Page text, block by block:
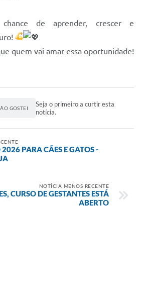
de aprender, crescer e
quem vai amar essa oportunidade!
GOSTEI
Seja o primeiro a curtir esta
notícia.
PARA CÃES E GATOS -
NOTÍCIA MENOS RECENTE
CURSO DE GESTANTES ESTÁ
ABERTO